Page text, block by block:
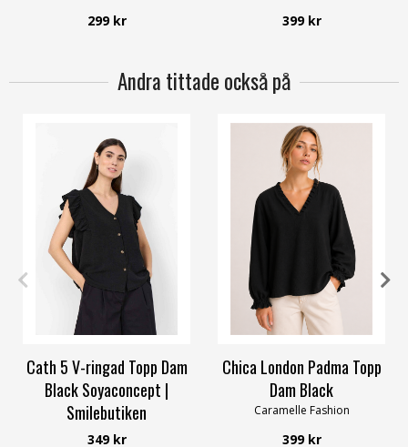
299 kr 399 kr
Andra tittade också på
M XXL
Cath 5 V-ringad Topp Dam
Black Soyaconcept |
Smilebutiken
Soyaconcept
349 kr
OneSize
Chica London Padma Topp
Dam Black
Caramelle Fashion
399 kr